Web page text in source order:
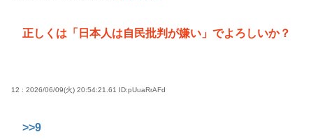
正しくは「日本人は自民批判が嫌い」でよろしいか？
12 : 2026/06/09(火) 20:54:21.61 ID:pUuaRrAFd
>>9